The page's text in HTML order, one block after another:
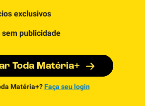
exclusivos
sem publicidade
Toda Matéria+
Matéria+? Faça seu login